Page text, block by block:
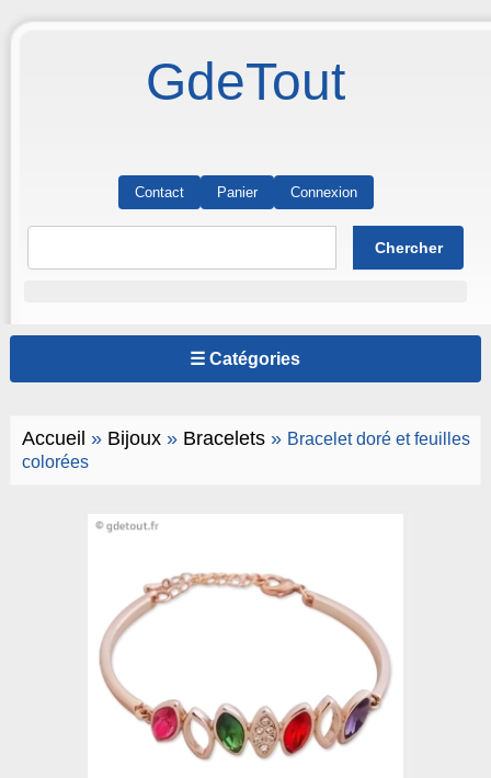
GdeTout
Contact Panier Connexion
☰ Catégories
Accueil » Bijoux» Bracelets» Bracelet doré et feuilles
colorées